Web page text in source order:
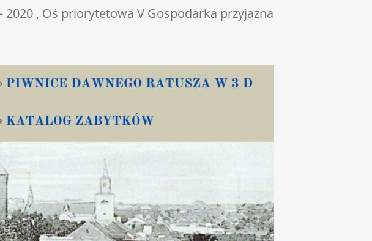
, Oś priorytetowa V Gospodarka przyjazna